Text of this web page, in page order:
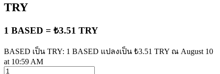
ฟิวเจอร์ส USDT
TRY
1 BASED = ₺3.51 TRY
BASED เป็น TRY: 1 BASED แปลงเป็น ₺3.51 TRY ณ August 10
at 10:59 AM